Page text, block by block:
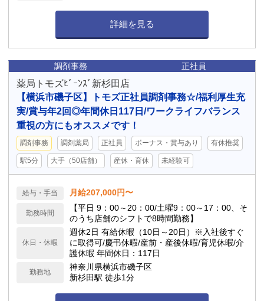
詳細を見る
調剤事務 正社員
薬局トモズﾋﾞｰﾝｽﾞ新杉田店
【横浜市磯子区】トモズ正社員調剤事務☆/福利厚生充
実/賞与年2回◎年間休日117日/ワークライフバランス
重視の方にもオススメです！
調剤事務 調剤薬局 正社員 ボーナス・賞与あり 有休推奨
駅5分 大手（50店舗） 産休・育休 未経験可
給与・手当 月給207,000円〜
勤務時間
【平日 9：00～20：00/土曜9：00～17：00、そ
のうち店舗のシフトで8時間勤務】
休日・休暇
週休2日 有給休暇（10日～20日）※入社後すぐ
に取得可/慶弔休暇/産前・産後休暇/育児休暇/介
護休暇 年間休日：117日
勤務地
神奈川県横浜市磯子区
新杉田駅 徒歩1分